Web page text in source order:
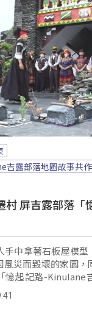
吉露部落地圖故事共
村 屏吉露部落「
中拿著石板屋模型
風災而毀壞的家園
憶起記路-Kinulane
到記憶中的